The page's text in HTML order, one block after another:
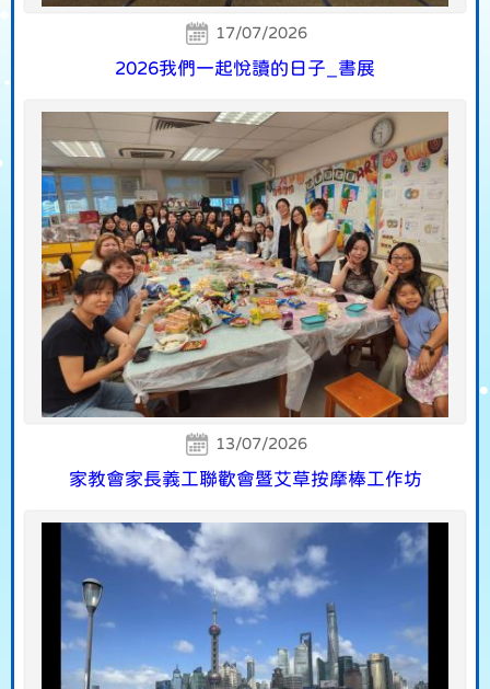
17/07/2026
2026我們一起悅讀的日子_書展
13/07/2026
家教會家長義工聯歡會暨艾草按摩棒工作坊